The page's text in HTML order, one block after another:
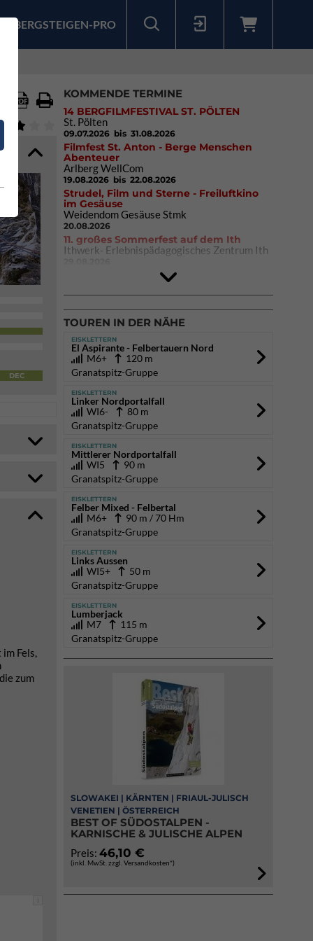
BERGSTEIGEN-PRO
DEC
Fels,
zum
i
KOMMENDE TERMINE
14 BERGFILMFESTIVAL ST. PÖLTEN
St. Pölten
09.07.2026 bis 31.08.2026
Filmfest St. Anton - Berge Menschen
Abenteuer
Arlberg WellCom
19.08.2026 bis 22.08.2026
Strudel, Film und Sterne - Freiluftkino
im Gesäuse
Weidendom Gesäuse Stmk
20.08.2026
11. großes Sommerfest auf dem Ith
Ithwerk- Erlebnispädagogisches Zentrum Ith
DAV Kletter- & Boulderzentrum München
Süd (Thalkirchen)
TOUREN IN DER NÄHE
EISKLETTERN
El Aspirante - Felbertauern Nord
M6+
120 m
Granatspitz-Gruppe
EISKLETTERN
Linker Nordportalfall
WI6-
80 m
Granatspitz-Gruppe
EISKLETTERN
Mittlerer Nordportalfall
WI5
90 m
Granatspitz-Gruppe
EISKLETTERN
Felber Mixed - Felbertal
M6+
90 m / 70 Hm
Granatspitz-Gruppe
EISKLETTERN
Links Aussen
WI5+
50 m
Granatspitz-Gruppe
EISKLETTERN
Lumberjack
M7
115 m
Granatspitz-Gruppe
SLOWAKEI | KÄRNTEN | FRIAUL-JULISCH
VENETIEN | ÖSTERREICH
BEST OF SÜDOSTALPEN -
KARNISCHE & JULISCHE ALPEN
Preis: 46,10 €
(inkl. MwSt. zzgl. Versandkosten*)